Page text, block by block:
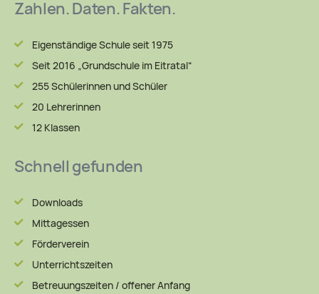
Zahlen. Daten. Fakten.
Eigenständige Schule seit 1975
Seit 2016 „Grundschule im Eitratal“
255 Schülerinnen und Schüler
20 Lehrerinnen
12 Klassen
Schnell gefunden
Downloads
Mittagessen
Förderverein
Unterrichtszeiten
Betreuungszeiten / offener Anfang